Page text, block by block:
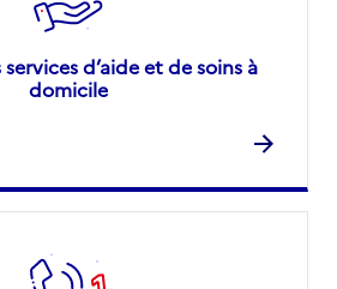
d’aide et de soins à
domicile